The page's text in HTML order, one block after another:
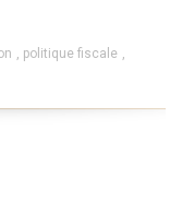
, politique fiscale ,